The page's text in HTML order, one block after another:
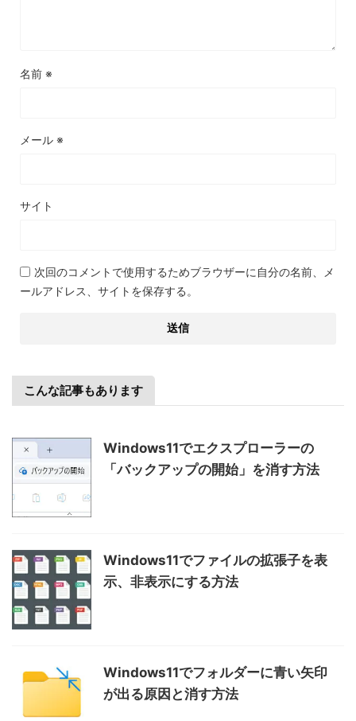
名前 ※
メール ※
サイト
次回のコメントで使用するためブラウザーに自分の名前、メ
ールアドレス、サイトを保存する。
こんな記事もあります
Windows11でエクスプローラーの
「バックアップの開始」を消す方法
Windows11でファイルの拡張子を表
示、非表示にする方法
Windows11でフォルダーに青い矢印
が出る原因と消す方法